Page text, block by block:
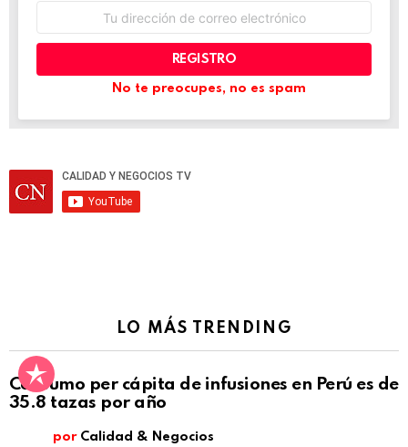
correo
No te preocupes, no es spam
LO MÁS TRENDING
Consumo per cápita de infusiones en Perú es de
35.8 tazas por año
por Calidad & Negocios